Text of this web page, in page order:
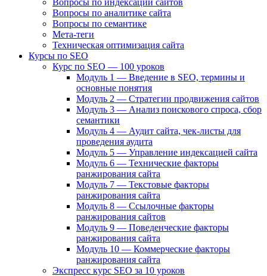
Вопросы по индексации сайтов
Вопросы по аналитике сайта
Вопросы по семантике
Мета-теги
Техническая оптимизация сайта
Курсы по SEO
Курс по SEO — 100 уроков
Модуль 1 — Введение в SEO, термины и
основные понятия
Модуль 2 — Стратегии продвижения сайтов
Модуль 3 — Анализ поискового спроса, сбор
семантики
Модуль 4 — Аудит сайта, чек-листы для
проведения аудита
Модуль 5 — Управление индексацией сайта
Модуль 6 — Технические факторы
ранжирования сайта
Модуль 7 — Текстовые факторы
ранжирования сайта
Модуль 8 — Ссылочные факторы
ранжирования сайтов
Модуль 9 — Поведенческие факторы
ранжирования сайта
Модуль 10 — Коммерческие факторы
ранжирования сайта
Экспресс курс SEO за 10 уроков